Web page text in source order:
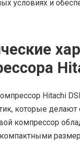
условиях и
Hitachi
которые
компрессор
компактными